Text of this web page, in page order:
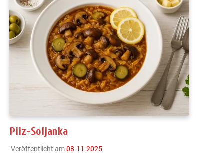
Pilz-Soljanka
Veröffentlicht am08.11.2025